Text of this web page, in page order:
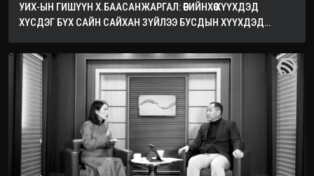
УИХ-ЫН ГИШҮҮН Х.БААСАНЖАРГАЛ: ӨӨРИЙНХӨӨ ХҮҮХДЭД
ХҮСДЭГ БҮХ САЙН САЙХАН ЗҮЙЛЭЭ БУСДЫН ХҮҮХДЭД